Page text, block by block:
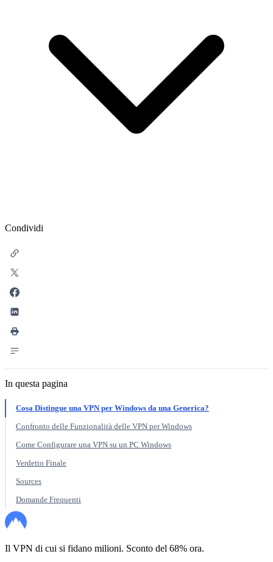
Condividi
In questa pagina
Cosa Distingue una VPN per Windows da una Generica?
Confronto delle Funzionalità delle VPN per Windows
Come Configurare una VPN su un PC Windows
Verdetto Finale
Sources
Domande Frequenti
Il VPN di cui si fidano milioni. Sconto del 68% ora.